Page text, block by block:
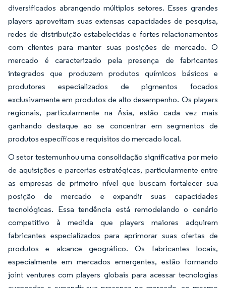
diversificados abrangendo múltiplos setores. Esses grandes
players aproveitam suas extensas capacidades de pesquisa,
redes de distribuição estabelecidas e fortes relacionamentos
com clientes para manter suas posições de mercado. O
mercado é caracterizado pela presença de fabricantes
integrados que produzem produtos químicos básicos e
produtores especializados de pigmentos focados
exclusivamente em produtos de alto desempenho. Os players
regionais, particularmente na Ásia, estão cada vez mais
ganhando destaque ao se concentrar em segmentos de
produtos específicos e requisitos do mercado local.
O setor testemunhou uma consolidação significativa por meio
de aquisições e parcerias estratégicas, particularmente entre
as empresas de primeiro nível que buscam fortalecer sua
posição de mercado e expandir suas capacidades
tecnológicas. Essa tendência está remodelando o cenário
competitivo à medida que players maiores adquirem
fabricantes especializados para aprimorar suas ofertas de
produtos e alcance geográfico. Os fabricantes locais,
especialmente em mercados emergentes, estão formando
joint ventures com players globais para acessar tecnologias